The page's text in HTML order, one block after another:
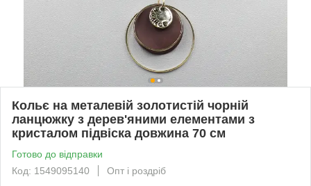
Кольє на металевій золотистій чорній
ланцюжку з дерев'яними елементами з
кристалом підвіска довжина 70 см
Готово до відправки
Код: 1549095140
Опт і роздріб